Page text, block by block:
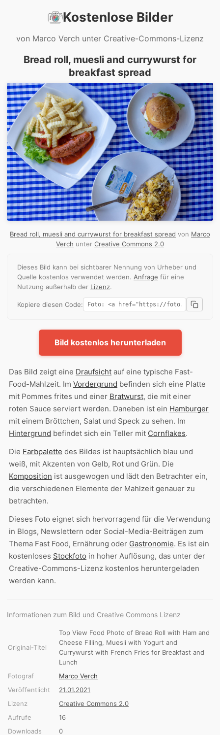
Kostenlose Bilder
von Marco Verch unter Creative-Commons-Lizenz
Bread roll, muesli and currywurst for
breakfast spread
Bread roll, muesli and currywurst for breakfast spread von Marco
Verch unter Creative Commons 2.0
Dieses Bild kann bei sichtbarer Nennung von Urheber und
Quelle kostenlos verwendet werden. Anfrage für eine
Nutzung außerhalb der Lizenz.
Kopiere diesen Code:
Bild kostenlos herunterladen
Das Bild zeigt eine Draufsicht auf eine typische Fast-
Food-Mahlzeit. Im Vordergrund befinden sich eine Platte
mit Pommes frites und einer Bratwurst, die mit einer
roten Sauce serviert werden. Daneben ist ein Hamburger
mit einem Bröttchen, Salat und Speck zu sehen. Im
Hintergrund befindet sich ein Teller mit Cornflakes.
Die Farbpalette des Bildes ist hauptsächlich blau und
weiß, mit Akzenten von Gelb, Rot und Grün. Die
Komposition ist ausgewogen und lädt den Betrachter ein,
die verschiedenen Elemente der Mahlzeit genauer zu
betrachten.
Dieses Foto eignet sich hervorragend für die Verwendung
in Blogs, Newslettern oder Social-Media-Beiträgen zum
Thema Fast Food, Ernährung oder Gastronomie. Es ist ein
kostenloses Stockfoto in hoher Auflösung, das unter der
Creative-Commons-Lizenz kostenlos heruntergeladen
werden kann.
Informationen zum Bild und Creative Commons Lizenz
Original-Titel
Top View Food Photo of Bread Roll with Ham and
Cheese Filling, Muesli with Yogurt and
Currywurst with French Fries for Breakfast and
Lunch
Fotograf
Marco Verch
Veröffentlicht
21.01.2021
Lizenz
Creative Commons 2.0
Aufrufe
16
Downloads
0